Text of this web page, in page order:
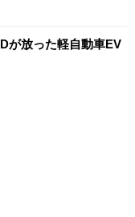
が放った軽自動車EV